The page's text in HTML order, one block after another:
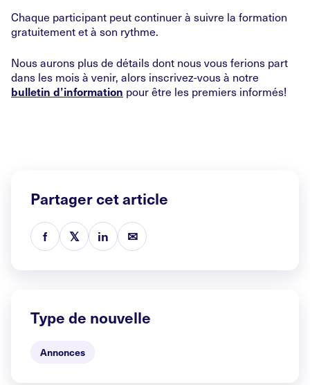
Chaque participant peut continuer à suivre la formation
gratuitement et à son rythme.
Nous aurons plus de détails dont nous vous ferions part
dans les mois à venir, alors inscrivez-vous à notre
bulletin d’information pour être les premiers informés!
Partager cet article
f 𝕏 in ✉
Type de nouvelle
Annonces